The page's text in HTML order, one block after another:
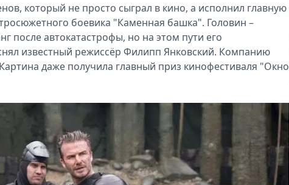
который не просто сыграл в кино, а исполнил главную
боевика "Каменная башка". Головин –
после автокатастрофы, но на этом пути его
известный режиссёр Филипп Янковский. Компанию
даже получила главный приз кинофестиваля "Окно